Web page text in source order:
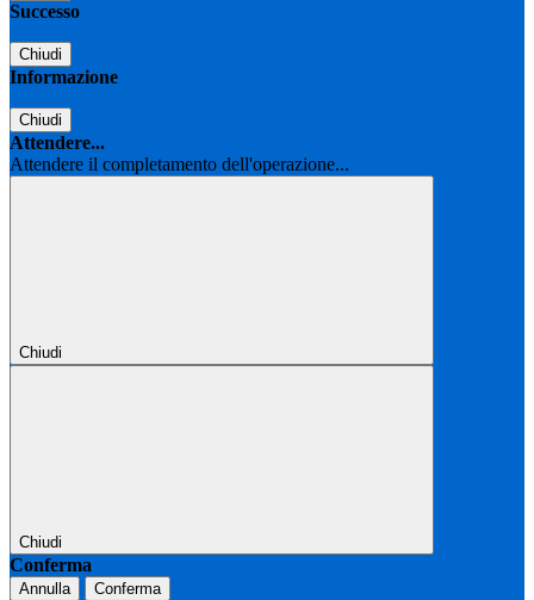
Successo
Chiudi
Informazione
Chiudi
Attendere...
Attendere il completamento dell'operazione...
Chiudi
Chiudi
Conferma
Annulla Conferma